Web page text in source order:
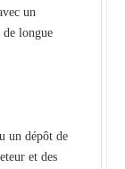
un
longue
un dépôt de
et des